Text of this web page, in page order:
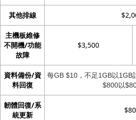
其他排線
主機板維修
不開機/功能
故障
$3,500
資料備份/資
料回復
每GB $10，不足1GB以1GB
$800以
韌體回復/系
統更新